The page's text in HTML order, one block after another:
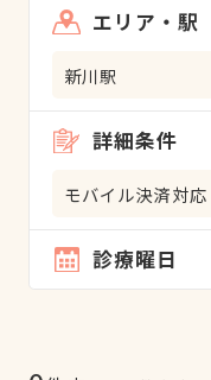
エリア・駅
新川駅
詳細条件
モバイル決済対応
診療曜日